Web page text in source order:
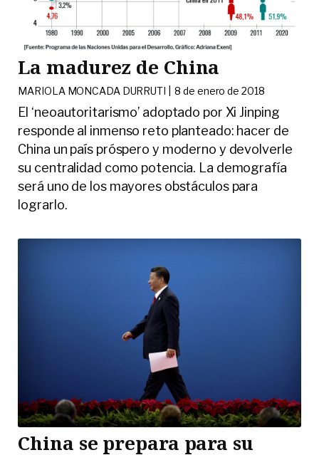
La madurez de China
MARIOLA MONCADA DURRUTI |8 de enero de 2018
El ‘neoautoritarismo’ adoptado por Xi Jinping
responde al inmenso reto planteado: hacer de
China un país próspero y moderno y devolverle
su centralidad como potencia. La demografía
será uno de los mayores obstáculos para
lograrlo.
China se prepara para su